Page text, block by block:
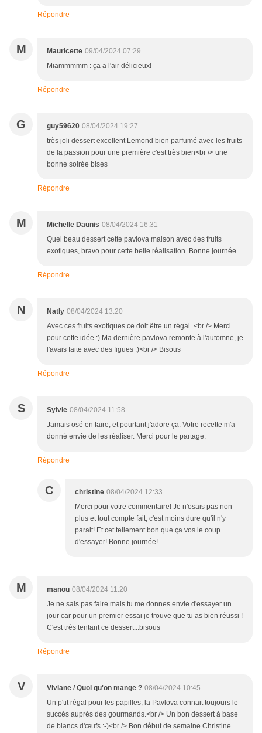
Répondre
M Mauricette 09/04/2024 07:29
Miammmmm : ça a l'air délicieux!
Répondre
G guy59620 08/04/2024 19:27
très joli dessert excellent Lemond bien parfumé avec les fruits
de la passion pour une première c'est très bien<br /> une
bonne soirée bises
Répondre
M Michelle Daunis 08/04/2024 16:31
Quel beau dessert cette pavlova maison avec des fruits
exotiques, bravo pour cette belle réalisation. Bonne journée
Répondre
N Natly 08/04/2024 13:20
Avec ces fruits exotiques ce doit être un régal. <br /> Merci
pour cette idée :) Ma dernière pavlova remonte à l'automne, je
l'avais faite avec des figues :)<br /> Bisous
Répondre
S Sylvie 08/04/2024 11:58
Jamais osé en faire, et pourtant j'adore ça. Votre recette m'a
donné envie de les réaliser. Merci pour le partage.
Répondre
C christine 08/04/2024 12:33
Merci pour votre commentaire! Je n'osais pas non
plus et tout compte fait, c'est moins dure qu'il n'y
parait! Et cet tellement bon que ça vos le coup
d'essayer! Bonne journée!
M manou 08/04/2024 11:20
Je ne sais pas faire mais tu me donnes envie d'essayer un
jour car pour un premier essai je trouve que tu as bien réussi !
C'est très tentant ce dessert...bisous
Répondre
V Viviane / Quoi qu'on mange ? 08/04/2024 10:45
Un p'tit régal pour les papilles, la Pavlova connait toujours le
succès auprès des gourmands.<br /> Un bon dessert à base
de blancs d'œufs :-)<br /> Bon début de semaine Christine.